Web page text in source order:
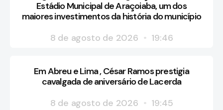
Estádio Municipal de Araçoiaba, um dos
maiores investimentos da história do município
8 de agosto de 2026
19:46
Em Abreu e Lima , César Ramos prestigia
cavalgada de aniversário de Lacerda
8 de agosto de 2026
19:45